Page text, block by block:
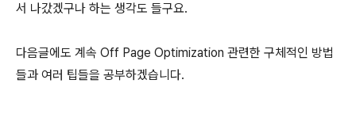
서 나갔겠구나 하는 생각도 들구요.
다음글에도 계속 Off Page Optimization 관련한 구체적인 방법
들과 여러 팁들을 공부하겠습니다.